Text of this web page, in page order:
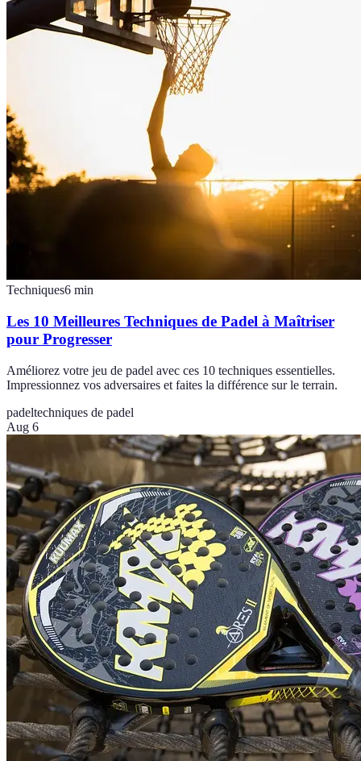
Techniques6 min
Les 10 Meilleures Techniques de Padel à Maîtriser
pour Progresser
Améliorez votre jeu de padel avec ces 10 techniques essentielles.
Impressionnez vos adversaires et faites la différence sur le terrain.
padeltechniques de padel
Aug 6